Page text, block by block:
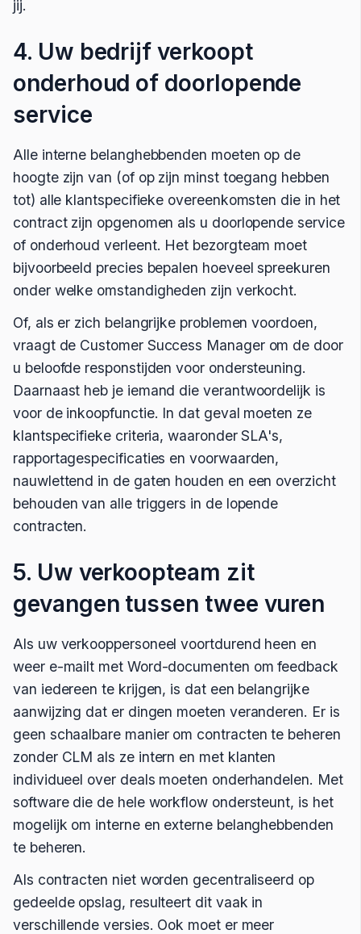
jij.
4. Uw bedrijf verkoopt
onderhoud of doorlopende
service
Alle interne belanghebbenden moeten op de
hoogte zijn van (of op zijn minst toegang hebben
tot) alle klantspecifieke overeenkomsten die in het
contract zijn opgenomen als u doorlopende service
of onderhoud verleent. Het bezorgteam moet
bijvoorbeeld precies bepalen hoeveel spreekuren
onder welke omstandigheden zijn verkocht.
Of, als er zich belangrijke problemen voordoen,
vraagt de Customer Success Manager om de door
u beloofde responstijden voor ondersteuning.
Daarnaast heb je iemand die verantwoordelijk is
voor de inkoopfunctie. In dat geval moeten ze
klantspecifieke criteria, waaronder SLA's,
rapportagespecificaties en voorwaarden,
nauwlettend in de gaten houden en een overzicht
behouden van alle triggers in de lopende
contracten.
5. Uw verkoopteam zit
gevangen tussen twee vuren
Als uw verkooppersoneel voortdurend heen en
weer e-mailt met Word-documenten om feedback
van iedereen te krijgen, is dat een belangrijke
aanwijzing dat er dingen moeten veranderen. Er is
geen schaalbare manier om contracten te beheren
zonder CLM als ze intern en met klanten
individueel over deals moeten onderhandelen. Met
software die de hele workflow ondersteunt, is het
mogelijk om interne en externe belanghebbenden
te beheren.
Als contracten niet worden gecentraliseerd op
gedeelde opslag, resulteert dit vaak in
verschillende versies. Ook moet er meer